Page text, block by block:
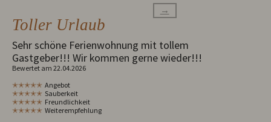
→
Toller Urlaub
Sehr schöne Ferienwohnung mit tollem
Gastgeber!!! Wir kommen gerne wieder!!!
Bewertet am 22.04.2026
✭✭✭✭✭ Angebot
✭✭✭✭✭ Sauberkeit
✭✭✭✭✭ Freundlichkeit
✭✭✭✭✭ Weiterempfehlung